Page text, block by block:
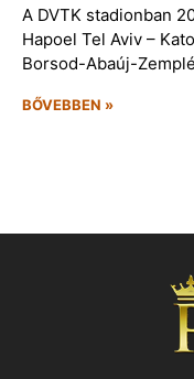
A DVTK stadionban
Hapoel Tel Aviv –
Borsod-Abaúj-
BŐVEBBEN »